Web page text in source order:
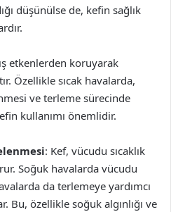
düşünülse de, kefin sağlık
etkenlerden koruyarak
Özellikle sıcak havalarda,
ve terleme sürecinde
kullanımı önemlidir.
: Kef, vücudu sıcaklık
Soğuk havalarda vücudu
da terlemeye yardımcı
Bu, özellikle soğuk algınlığı ve